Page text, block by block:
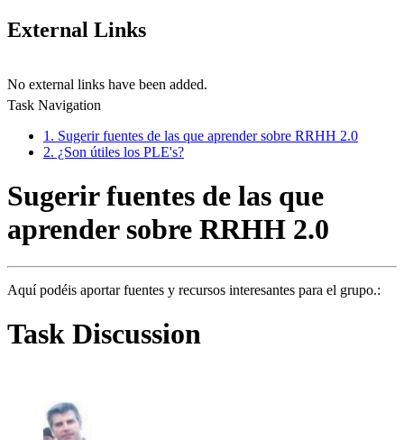
External Links
No external links have been added.
Task Navigation
1. Sugerir fuentes de las que aprender sobre RRHH 2.0
2. ¿Son útiles los PLE's?
Sugerir fuentes de las que
aprender sobre RRHH 2.0
Aquí podéis aportar fuentes y recursos interesantes para el grupo.:
Task Discussion